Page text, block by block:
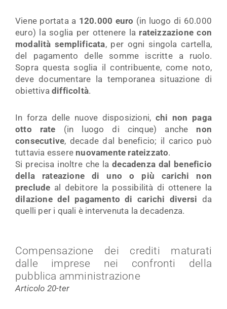
Viene portata a 120.000 euro (in luogo di 60.000
euro) la soglia per ottenere la rateizzazione con
modalità semplificata, per ogni singola cartella,
del pagamento delle somme iscritte a ruolo.
Sopra questa soglia il contribuente, come noto,
deve documentare la temporanea situazione di
obiettiva difficoltà.
In forza delle nuove disposizioni, chi non paga
otto rate (in luogo di cinque) anche non
consecutive, decade dal beneficio; il carico può
tuttavia essere nuovamente rateizzato.
Si precisa inoltre che ladecadenza dal beneficio
della rateazione di uno o più carichi non
preclude al debitore la possibilità di ottenere la
dilazione del pagamento di carichi diversi da
quelli per i quali è intervenuta la decadenza.
Compensazione dei crediti maturati
dalle imprese nei confronti della
pubblica amministrazione
Articolo 20-ter